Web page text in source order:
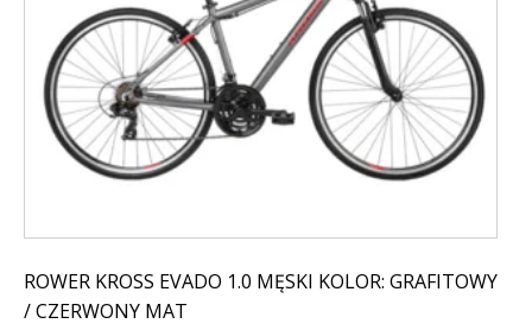
ROWER KROSS EVADO 1.0 MĘSKI KOLOR: GRAFITOWY
/ CZERWONY MAT
wariantów.
Opcje
można
wybrać
stronie